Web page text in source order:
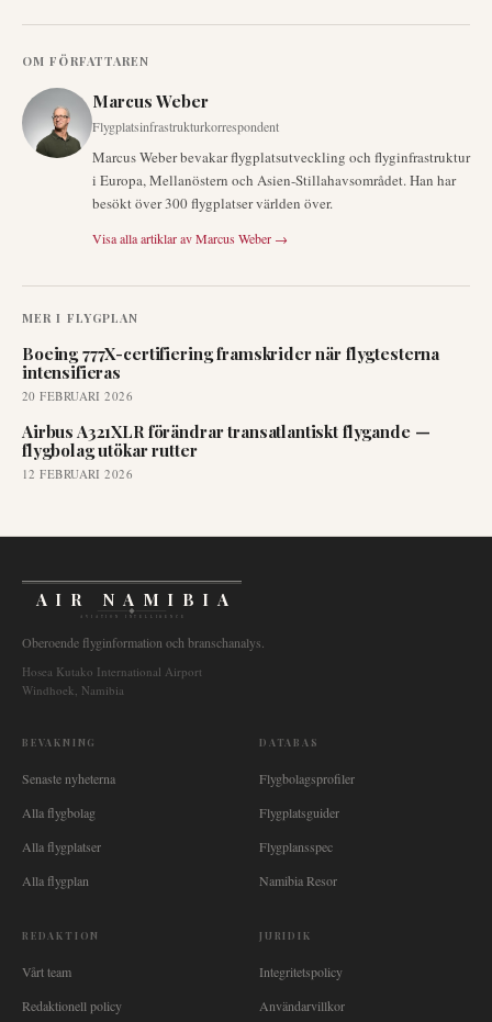
OM FÖRFATTAREN
Marcus Weber
Flygplatsinfrastrukturkorrespondent
Marcus Weber bevakar flygplatsutveckling och flyginfrastruktur
i Europa, Mellanöstern och Asien-Stillahavsområdet. Han har
besökt över 300 flygplatser världen över.
Visa alla artiklar avMarcus Weber →
MER I FLYGPLAN
Boeing 777X-certifiering framskrider när flygtesterna
intensifieras
20 FEBRUARI 2026
Airbus A321XLR förändrar transatlantiskt flygande —
flygbolag utökar rutter
12 FEBRUARI 2026
AIR NAMIBIA
AVIATION INTELLIGENCE
Oberoende flyginformation och branschanalys.
Hosea Kutako International Airport
Windhoek, Namibia
BEVAKNING
Senaste nyheterna
Alla flygbolag
Alla flygplatser
Alla flygplan
DATABAS
Flygbolagsprofiler
Flygplatsguider
Flygplansspec
Namibia Resor
REDAKTION
Vårt team
Redaktionell policy
JURIDIK
Integritetspolicy
Användarvillkor